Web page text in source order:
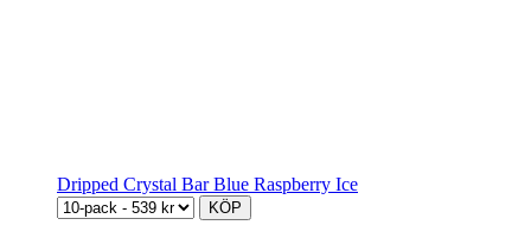
Dripped Crystal Bar Blue Raspberry Ice
KÖP